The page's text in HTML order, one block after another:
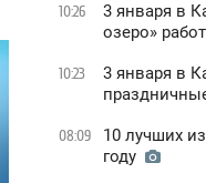
10:26
3 января в
oзеро»
10:23
3 января в
08:09
10 лучших
году